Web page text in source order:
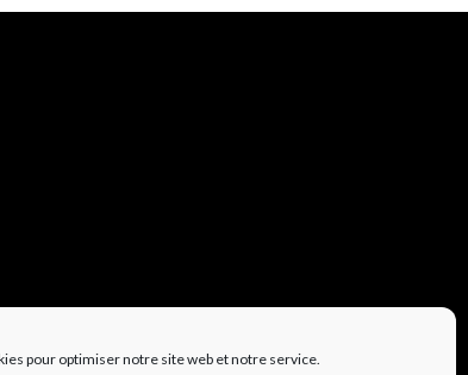
pour optimiser notre site web et notre service.